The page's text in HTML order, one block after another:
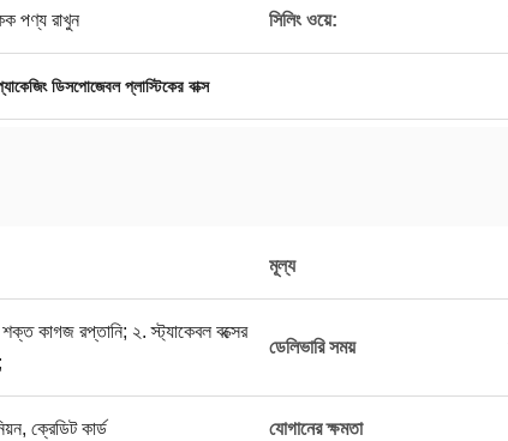
পণ্য রাখুন সিলিং ওয়ে:
ডিসপোজেবল প্লাস্টিকের বাক্স
মূল্য
কাগজ রপ্তানি; ২. স্ট্যাকেবল বক্সের
ডেলিভারি সময়
ক্রেডিট কার্ড যোগানের ক্ষমতা